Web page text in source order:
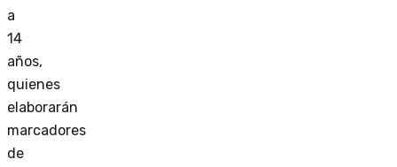
a
14
años,
quienes
elaborarán
marcadores
de